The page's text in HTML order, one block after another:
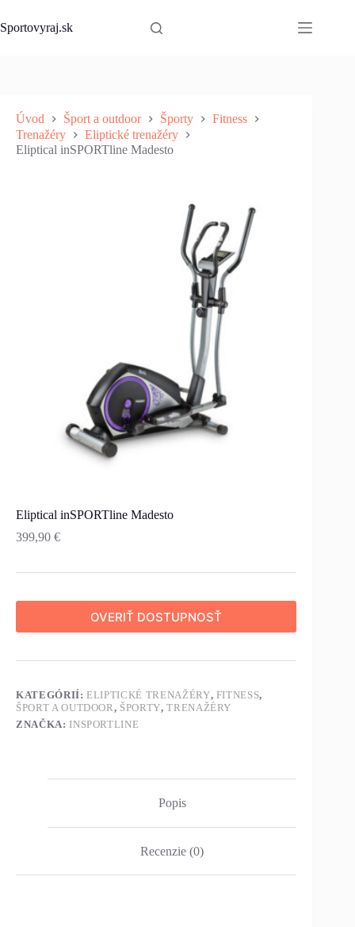
to
content
Sportovyraj.sk
Úvod Šport a outdoor Športy
Fitness
Trenažéry
Eliptické trenažéry
Eliptical inSPORTline Madesto
Eliptical inSPORTline Madesto
399,90 €
OVERIŤ DOSTUPNOSŤ
KATEGÓRIÍ:ELIPTICKÉ TRENAŽÉRY, FITNESS,
ŠPORT A OUTDOOR, ŠPORTY,TRENAŽÉRY
ZNAČKA: INSPORTLINE
Popis
Recenzie (0)